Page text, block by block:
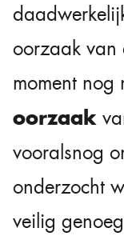
oorzaak van
moment nog
oorzaak
vooralsnog
onderzocht
veilig